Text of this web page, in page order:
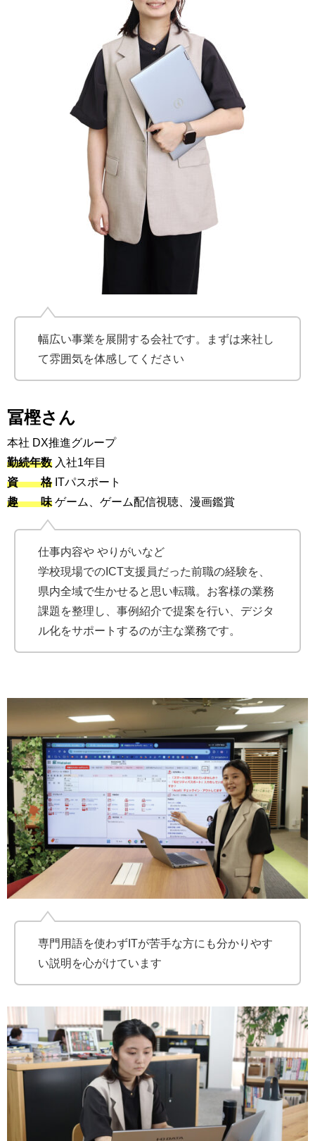
幅広い事業を展開する会社です。まずは来社し
て雰囲気を体感してください
冨樫さん
本社 DX推進グループ
勤続年数 入社1年目
資 格ITパスポート
趣 味 ゲーム、ゲーム配信視聴、漫画鑑賞
仕事内容や やりがいなど
学校現場でのICT支援員だった前職の経験を、
県内全域で生かせると思い転職。お客様の業務
課題を整理し、事例紹介で提案を行い、デジタ
ル化をサポートするのが主な業務です。
専門用語を使わずITが苦手な方にも分かりやす
い説明を心がけています